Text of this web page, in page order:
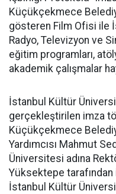
Küçükçekmece
gösteren Film Ofisi ile
Radyo, Televizyon ve
eğitim programları,
akademik çalışmalar
İstanbul Kültür
gerçekleştirilen imza
Küçükçekmece
Yardımcısı Mahmut
Üniversitesi adına
Yüksektepe tarafından
İstanbul Kültür